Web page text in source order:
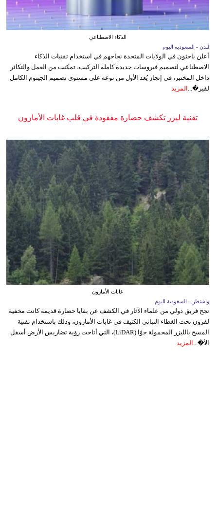
الذكاء الاصطناعي
لندن - السعوديه اليوم
أعلن باحثون في الولايات المتحدة نجاحهم في استخدام تقنيات الذكاء
الاصطناعي لتصميم فيروسات جديدة كاملة التركيب، تمكنت من العمل والتكاثر
داخل المختبر، في إنجاز يُعد الأول من نوعه على مستوى تصميم الجينوم الكامل
لفير�... المزيد
تقنية ليزر تكشف حضارة مفقودة في قلب غابات الأمازون
غابات الأمازون
واشنطن ـ السعودية اليوم
نجح فريق دولي من علماء الآثار في الكشف عن بقايا حضارة قديمة كانت مخفية
لقرون تحت الغطاء النباتي الكثيف في غابات الأمازون، وذلك باستخدام تقنية
المسح بالليزر المحمولة جوًا (LiDAR)، التي أتاحت رؤية تضاريس الأرض أسفل
الأ�... المزيد